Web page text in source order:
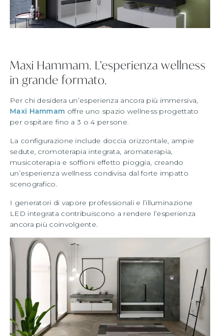
Maxi Hammam. L’esperienza wellness
in grande formato.
Per chi desidera un’esperienza ancora più immersiva,
Maxi Hammam offre uno spazio wellness progettato
per ospitare fino a 3 o 4 persone.
La configurazione include doccia orizzontale, ampie
sedute, cromoterapia integrata, aromaterapia,
musicoterapia e soffioni effetto pioggia, creando
un’esperienza wellness condivisa dal forte impatto
scenografico.
I generatori di vapore professionali e l’illuminazione
LED integrata contribuiscono a rendere l’esperienza
ancora più coinvolgente.